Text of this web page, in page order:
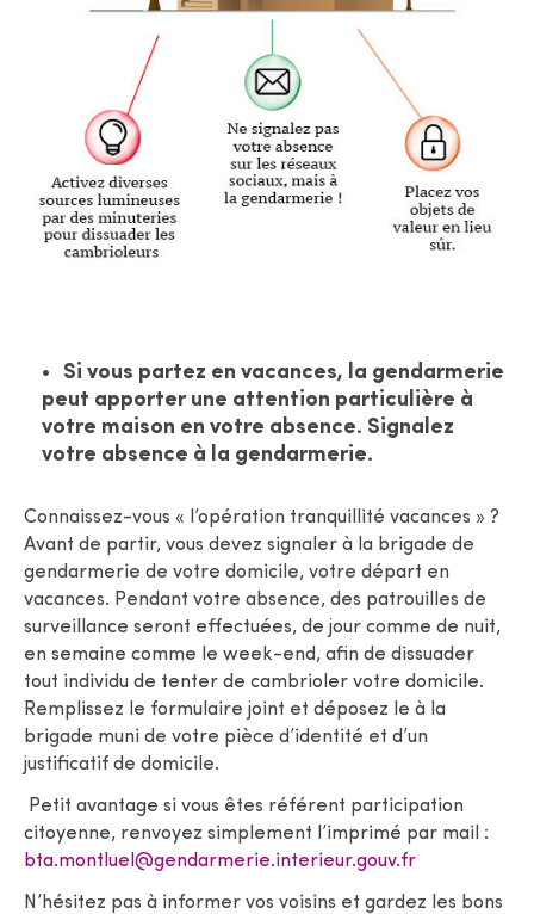
Si vous partez en vacances, la gendarmerie
peut apporter une attention particulière à
votre maison en votre absence. Signalez
votre absence à la gendarmerie.
Connaissez-vous « l’opération tranquillité vacances » ?
Avant de partir, vous devez signaler à la brigade de
gendarmerie de votre domicile, votre départ en
vacances. Pendant votre absence, des patrouilles de
surveillance seront effectuées, de jour comme de nuit,
en semaine comme le week-end, afin de dissuader
tout individu de tenter de cambrioler votre domicile.
Remplissez le formulaire joint et déposez le à la
brigade muni de votre pièce d’identité et d’un
justificatif de domicile.
Petit avantage si vous êtes référent participation
citoyenne, renvoyez simplement l’imprimé par mail :
bta.montluel@gendarmerie.interieur.gouv.fr
N’hésitez pas à informer vos voisins et gardez les bons